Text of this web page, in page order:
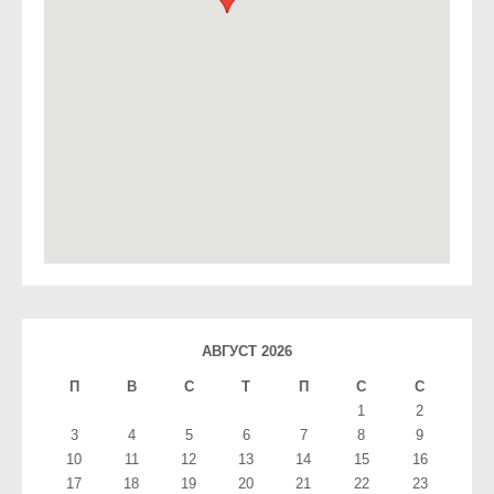
АВГУСТ 2026
П В С T П С
С
1
2
3
4 5 6 7 8
9
10
11 12 13 14 15
16
17
18 19 20 21 22 23